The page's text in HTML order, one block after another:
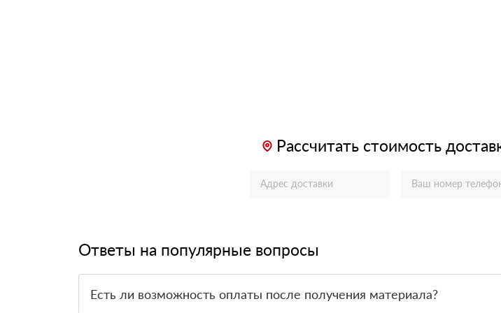
Рассчитать стоимость
Ответы на популярные вопросы
Есть ли возможность оплаты после получения материала?